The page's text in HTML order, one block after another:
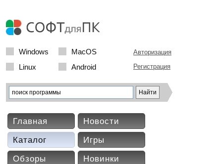
Windows
MacOS
Linux
Android
Авторизация
Регистрация
Главная
Новости
Каталог
Игры
Обзоры
Новинки